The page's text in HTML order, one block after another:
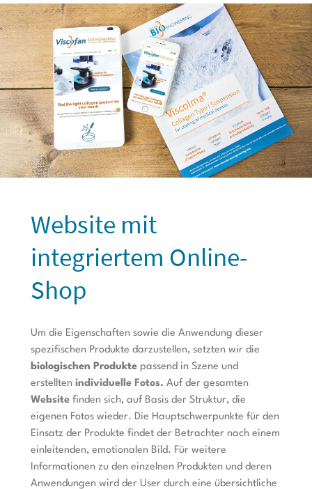
Website mit
integriertem Online-
Shop
Um die Eigenschaften sowie die Anwendung dieser
spezifischen Produkte darzustellen, setzten wir die
biologischen Produkte passend in Szene und
erstellten individuelle Fotos.Auf der gesamten
Website finden sich, auf Basis der Struktur, die
eigenen Fotos wieder. Die Hauptschwerpunkte für den
Einsatz der Produkte findet der Betrachter nach einem
einleitenden, emotionalen Bild. Für weitere
Informationen zu den einzelnen Produkten und deren
Anwendungen wird der User durch eine übersichtliche